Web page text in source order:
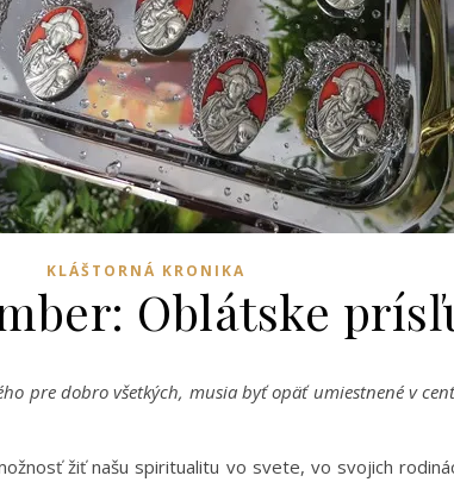
KLÁŠTORNÁ KRONIKA
Oblátske
pre dobro všetkých, musia byť opäť umiestnené v
žiť našu spiritualitu vo svete, vo svojich